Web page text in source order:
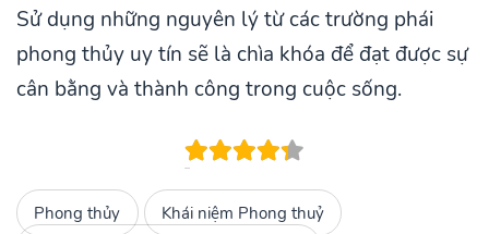
Sử dụng những nguyên lý từ các trường phái
phong thủy uy tín sẽ là chìa khóa để đạt được sự
cân bằng và thành công trong cuộc sống.
Phong thủy
Khái niệm Phong thuỷ